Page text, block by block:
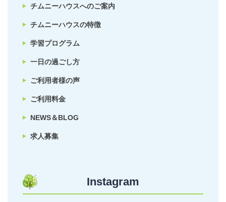
チムニーハウスへのご案内
チムニーハウスの特徴
学習プログラム
一日の過ごし方
ご利用者様の声
ご利用料金
NEWS＆BLOG
求人募集
Instagram